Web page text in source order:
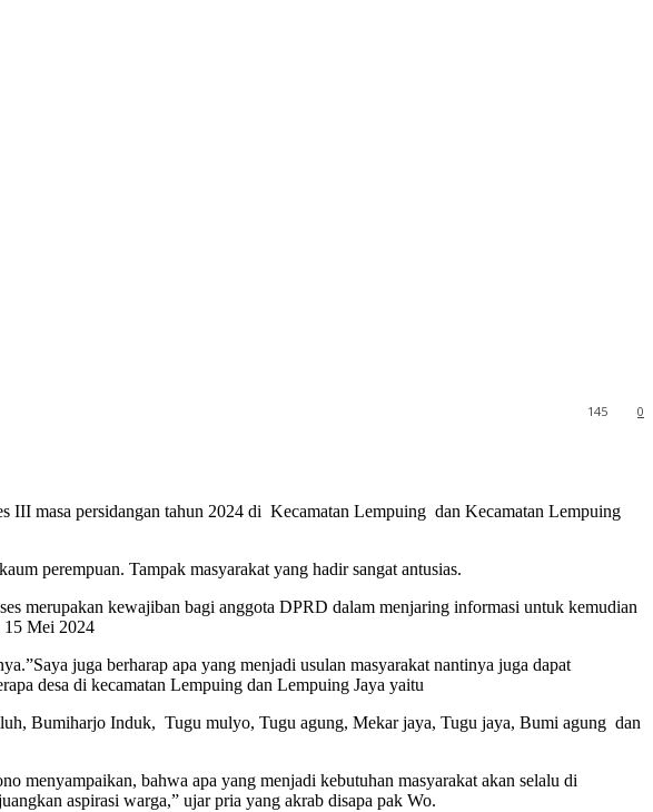
0
145
III masa persidangan tahun 2024 di Kecamatan Lempuing dan Kecamatan Lempuing
perempuan. Tampak masyarakat yang hadir sangat antusias.
merupakan kewajiban bagi anggota DPRD dalam menjaring informasi untuk kemudian
15 Mei 2024
juga berharap apa yang menjadi usulan masyarakat nantinya juga dapat
desa di kecamatan Lempuing dan Lempuing Jaya yaitu
Bumiharjo Induk, Tugu mulyo, Tugu agung, Mekar jaya, Tugu jaya, Bumi agung dan
bahwa apa yang menjadi kebutuhan masyarakat akan selalu di
aspirasi warga,” ujar pria yang akrab disapa pak Wo.